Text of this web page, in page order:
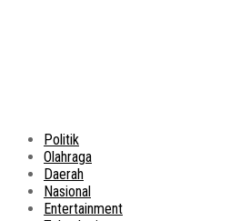
Politik
Olahraga
Daerah
Nasional
Entertainment